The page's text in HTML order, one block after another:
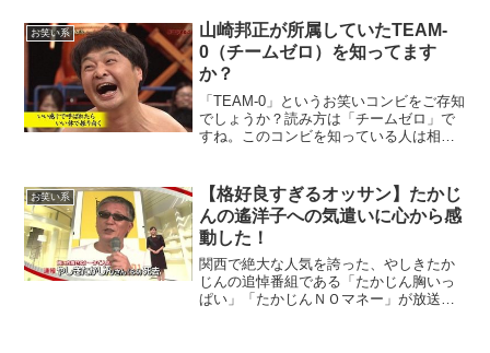
暴露したり、バンジージャンプにチャレ
ンジしたりしていました...
お笑い系
山崎邦正が所属していたTEAM-
0（チームゼロ）を知ってます
か？
「TEAM-0」というお笑いコンビをご存知
でしょうか？読み方は「チームゼロ」で
すね。このコンビを知っている人は相当
コンビの名前です。今では、月亭邦正さ
んですねー（笑）T...
お笑い系
【格好良すぎるオッサン】たかじ
んの遙洋子への気遣いに心から感
動した！
関西で絶大な人気を誇った、やしきたか
じんの追悼番組である「たかじん胸いっ
ぱい」「たかじんＮＯマネー」が放送さ